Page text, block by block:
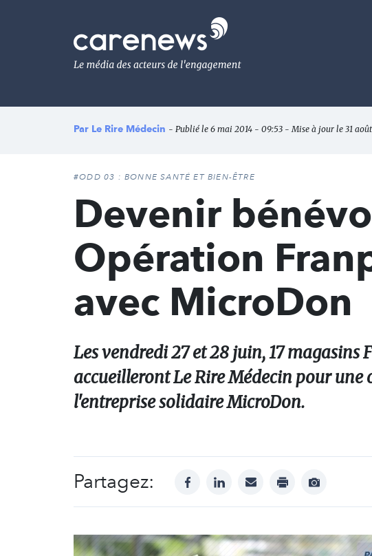
Le
média
de
l'engagement
Par Le Rire Médecin - Publié le 6 mai 2014 - 09:53 - Mise à jour le 31
#ODD 03 : BONNE SANTÉ ET BIEN-ÊTRE
Devenir
Opération
avec MicroDon
Les vendredi 27 et 28 juin, 17
accueilleront Le Rire Médecin pour
l'entreprise solidaire MicroDon.
Partagez: facebooklinkedinmail print
Afficher